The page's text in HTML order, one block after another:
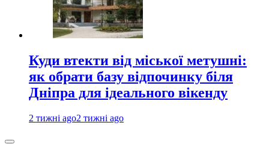
Куди втекти від міської метушні:
як обрати базу відпочинку біля
Дніпра для ідеального вікенду
2 тижні ago2 тижні ago